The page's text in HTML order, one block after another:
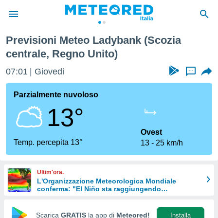
di
per
le
di
Web
le
Previsioni Meteo Ladybank (Scozia
centrale, Regno Unito)
07:01 Giovedi ...
Parzialmente nuvoloso
13°
Temp. percepita 13°
Ovest
13
25 km/h
Ultim'ora.
L'Organizzazione Meteorologica Mondiale
conferma: "El Niño sta raggiungendo
Scarica GRATIS la app di Meteored! Installa